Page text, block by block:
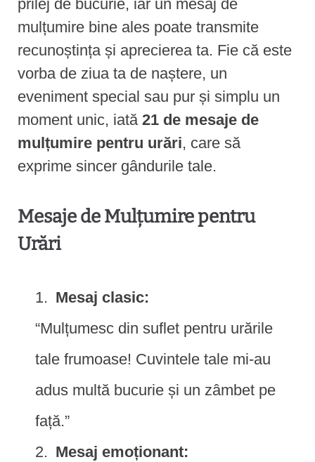
prilej de bucurie, iar un mesaj de
mulțumire bine ales poate transmite
recunoștința și aprecierea ta. Fie că este
vorba de ziua ta de naștere, un
eveniment special sau pur și simplu un
moment unic, iată 21 de mesaje de
mulțumire pentru urări, care să
exprime sincer gândurile tale.
Mesaje de Mulțumire pentru
Urări
Mesaj clasic:
“Mulțumesc din suflet pentru urările
tale frumoase! Cuvintele tale mi-au
adus multă bucurie și un zâmbet pe
față.”
Mesaj emoționant: